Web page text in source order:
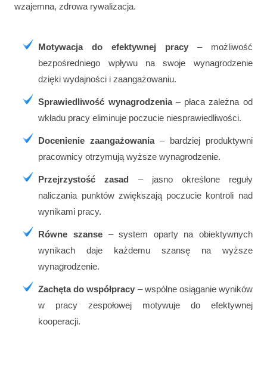
wzajemna, zdrowa rywalizacja.
Motywacja do efektywnej pracy– możliwość
bezpośredniego wpływu na swoje wynagrodzenie
dzięki wydajności i zaangażowaniu.
Sprawiedliwość wynagrodzenia– płaca zależna od
wkładu pracy eliminuje poczucie niesprawiedliwości.
Docenienie zaangażowania– bardziej produktywni
pracownicy otrzymują wyższe wynagrodzenie.
Przejrzystość zasad – jasno określone reguły
naliczania punktów zwiększają poczucie kontroli nad
wynikami pracy.
Równe szanse – system oparty na obiektywnych
wynikach daje każdemu szansę na wyższe
wynagrodzenie.
Zachęta do współpracy – wspólne osiąganie wyników
w pracy zespołowej motywuje do efektywnej
kooperacji.